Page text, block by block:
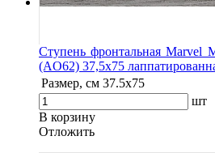
Ступень фронтальная Marvel
(AO62) 37,5x75
Размер, см 37.5x75
шт
В корзину
Oтложить